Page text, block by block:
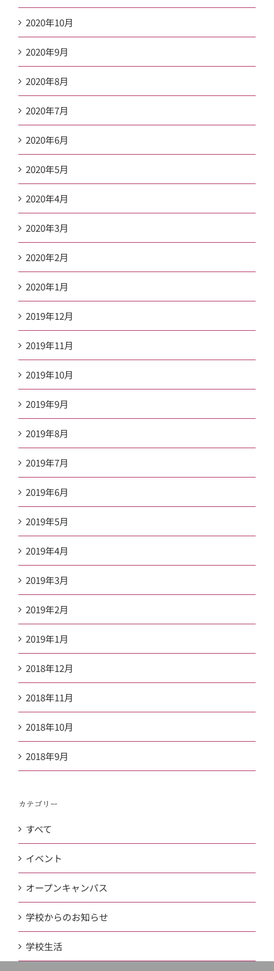
2020年10月
2020年9月
2020年8月
2020年7月
2020年6月
2020年5月
2020年4月
2020年3月
2020年2月
2020年1月
2019年12月
2019年11月
2019年10月
2019年9月
2019年8月
2019年7月
2019年6月
2019年5月
2019年4月
2019年3月
2019年2月
2019年1月
2018年12月
2018年11月
2018年10月
2018年9月
カテゴリー
すべて
イベント
オープンキャンパス
学校からのお知らせ
学校生活